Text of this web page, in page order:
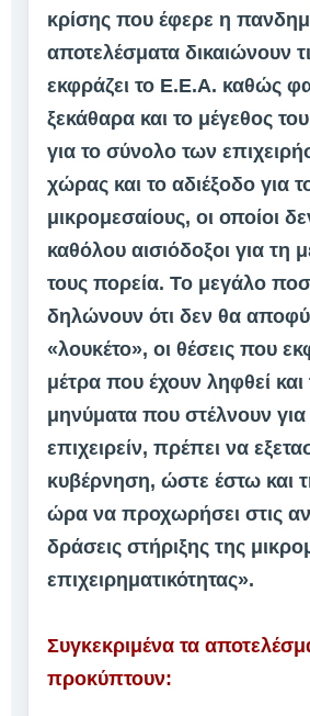
κρίσης που έφερε η
αποτελέσματα δικαιώνουν
εκφράζει το Ε.Ε.Α. καθώς
ξεκάθαρα και το μέγεθος
για το σύνολο των
χώρας και το αδιέξοδο για
μικρομεσαίους, οι οποίοι
καθόλου αισιόδοξοι για τη
τους πορεία. Το μεγάλο
δηλώνουν ότι δεν θα
«λουκέτο», οι θέσεις που
μέτρα που έχουν ληφθεί
μηνύματα που στέλνουν για
επιχειρείν, πρέπει να
κυβέρνηση, ώστε έστω και
ώρα να προχωρήσει στις
δράσεις στήριξης της
επιχειρηματικότητας».
Συγκεκριμένα τα
προκύπτουν: